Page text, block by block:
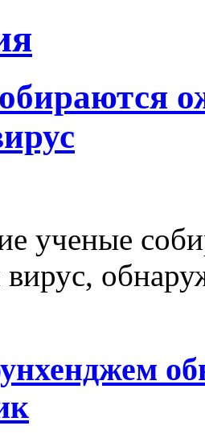
ученые
вирус,